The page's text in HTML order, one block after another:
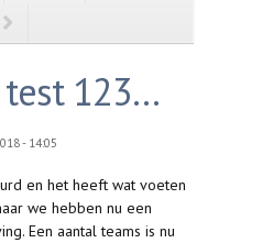
123...
- 14:05
en het heeft wat voeten
we hebben nu een
Een aantal teams is nu